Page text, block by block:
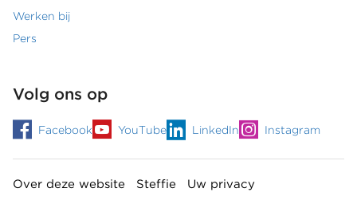
Werken bij
Pers
Volg ons op
Facebook YouTube LinkedIn Instagram
Over deze website Steffie
Uw privacy